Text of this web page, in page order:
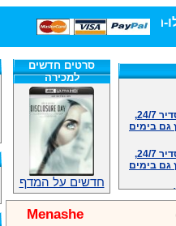
בימים
בימים
וזמינים
7
סרטים חדשים
למכירה
חדשים על המדף
Menashe